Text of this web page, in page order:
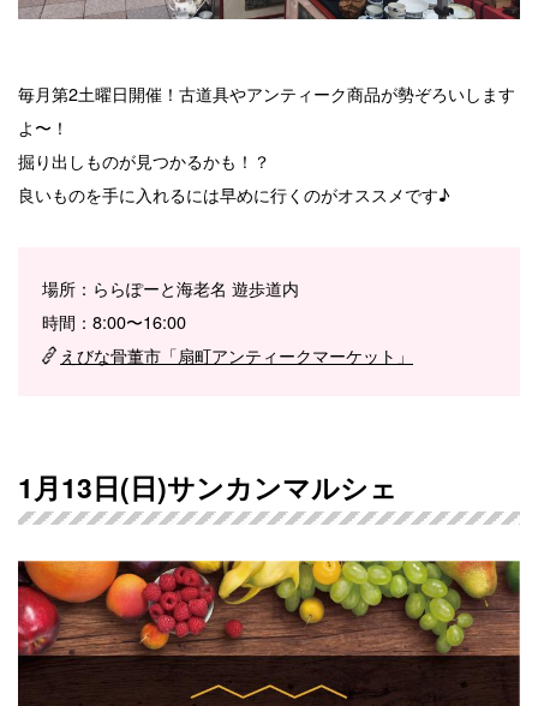
毎月第2土曜日開催！古道具やアンティーク商品が勢ぞろいします
よ〜！
掘り出しものが見つかるかも！？
良いものを手に入れるには早めに行くのがオススメです♪
場所：ららぽーと海老名 遊歩道内
時間：8:00〜16:00
えびな骨董市「扇町アンティークマーケット」
1月13日(日)サンカンマルシェ